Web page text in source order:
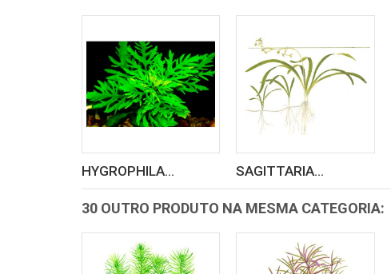
HYGROPHILA... SAGITTARIA...
30 OUTRO PRODUTO NA MESMA CATEGORIA: